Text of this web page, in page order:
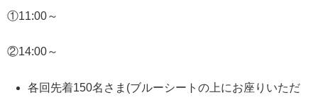
①11:00～
②14:00～
各回先着150名さま(ブルーシートの上にお座りいただ